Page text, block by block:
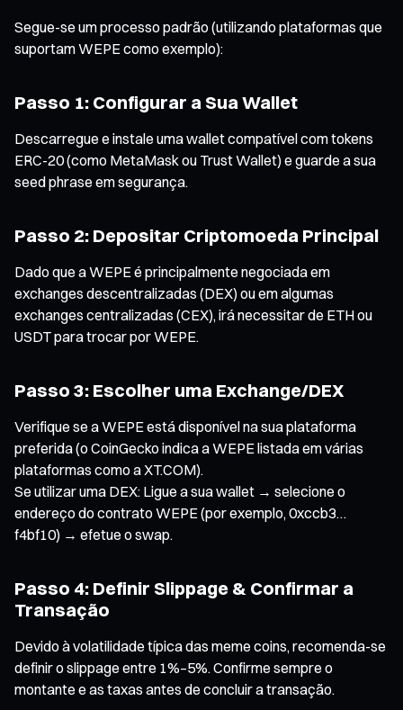
Segue-se um processo padrão (utilizando plataformas que
suportam WEPE como exemplo):
Passo 1: Configurar a Sua Wallet
Descarregue e instale uma wallet compatível com tokens
ERC-20 (como MetaMask ou Trust Wallet) e guarde a sua
seed phrase em segurança.
Passo 2: Depositar Criptomoeda Principal
Dado que a WEPE é principalmente negociada em
exchanges descentralizadas (DEX) ou em algumas
exchanges centralizadas (CEX), irá necessitar de ETH ou
USDT para trocar por WEPE.
Passo 3: Escolher uma Exchange/DEX
Verifique se a WEPE está disponível na sua plataforma
preferida (o CoinGecko indica a WEPE listada em várias
plataformas como a XT.COM).
Se utilizar uma DEX: Ligue a sua wallet → selecione o
endereço do contrato WEPE (por exemplo, 0xccb3…
f4bf10) → efetue o swap.
Passo 4: Definir Slippage & Confirmar a
Transação
Devido à volatilidade típica das meme coins, recomenda-se
definir o slippage entre 1%–5%. Confirme sempre o
montante e as taxas antes de concluir a transação.